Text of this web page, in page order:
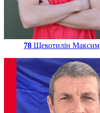
78 Щекотилін Максим